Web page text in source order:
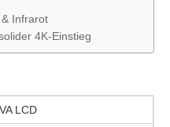
Infrarot
4K-Einstieg
VA LCD